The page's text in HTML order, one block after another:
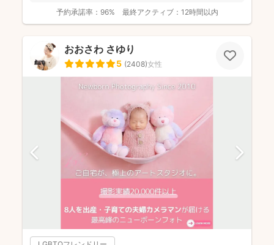
予約承諾率： 96% 最終アクティブ： 12時間以内
おおさわ さゆり
5 (2408)女性